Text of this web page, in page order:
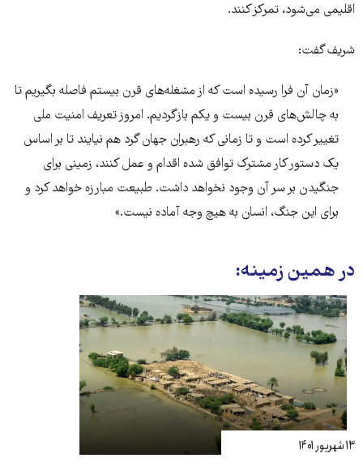
اقلیمی می‌شود، تمرکز کنند.
شریف گفت:
«زمان آن فرا رسیده است که از مشغله‌های قرن بیستم فاصله بگیریم تا
به چالش‌های قرن بیست و یکم بازگردیم. امروز تعریف امنیت ملی
تغییر کرده است و تا زمانی که رهبران جهان گرد هم نیایند تا بر اساس
یک دستور کار مشترک توافق شده اقدام و عمل کنند، زمینی برای
جنگیدن بر سر آن وجود نخواهد داشت. طبیعت مبارزه خواهد کرد و
برای این جنگ، انسان به هیچ وجه آماده نیست.»
در همین زمینه:
۱۳ شهریور ۱۴۰۱